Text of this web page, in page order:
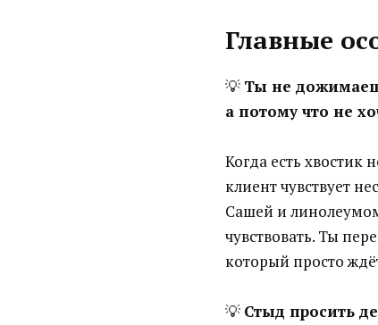
Главные
💡 Ты не
а потому что не
Когда есть хвостик
клиент чувствует
Сашей и
чувствовать. Ты
который просто
💡 Стыд просить